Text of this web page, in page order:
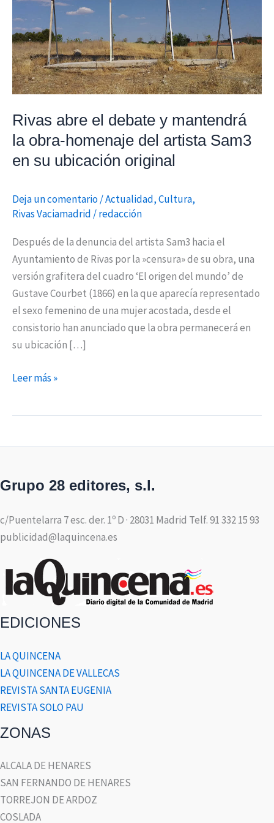
Rivas abre el debate y mantendrá
la obra-homenaje del artista Sam3
en su ubicación original
Deja un comentario/Actualidad,Cultura,
Rivas Vaciamadrid /redacción
Después de la denuncia del artista Sam3 hacia el
Ayuntamiento de Rivas por la »censura» de su obra, una
versión grafitera del cuadro ‘El origen del mundo’ de
Gustave Courbet (1866) en la que aparecía representado
el sexo femenino de una mujer acostada, desde el
consistorio han anunciado que la obra permanecerá en
su ubicación […]
homenaje
del
artista
Sam3
en
ubicación
original
Leer más »
Grupo 28 editores, s.l.
c/Puentelarra 7 esc. der. 1º D · 28031 Madrid Telf. 91 332 15 93
publicidad@laquincena.es
EDICIONES
LA QUINCENA
LA QUINCENA DE VALLECAS
REVISTA SANTA EUGENIA
REVISTA SOLO PAU
ZONAS
ALCALA DE HENARES
SAN FERNANDO DE HENARES
TORREJON DE ARDOZ
COSLADA